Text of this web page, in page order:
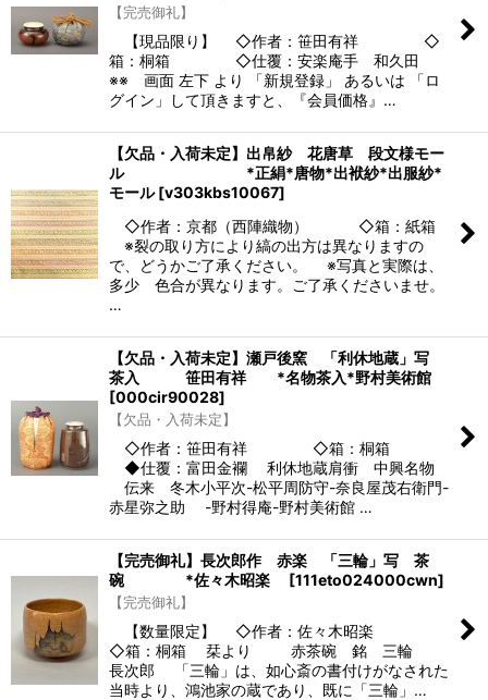
【完売御礼】
【現品限り】 ◇作者：笹田有祥 ◇
箱：桐箱 ◇仕覆：安楽庵手 和久田
※※ 画面 左下 より 「新規登録」 あるいは 「ロ
グイン」して頂きますと、『会員価格』…
【欠品・入荷未定】出帛紗 花唐草 段文様モー
ル *正絹*唐物*出袱紗*出服紗*
モール [v303kbs10067]
◇作者：京都（西陣織物） ◇箱：紙箱
※裂の取り方により縞の出方は異なりますの
で、どうかご了承ください。 ※写真と実際は、
多少 色合が異なります。ご了承くださいませ。
…
【欠品・入荷未定】瀬戸後窯 「利休地蔵」写
茶入 笹田有祥 *名物茶入*野村美術館
[000cir90028]
【欠品・入荷未定】
◇作者：笹田有祥 ◇箱：桐箱
◆仕覆：富田金襴 利休地蔵肩衝 中興名物
伝来 冬木小平次-松平周防守-奈良屋茂右衛門-
赤星弥之助 -野村得庵-野村美術館 …
【完売御礼】長次郎作 赤楽 「三輪」写 茶
碗 *佐々木昭楽
[111eto024000cwn]
【完売御礼】
【数量限定】 ◇作者：佐々木昭楽
◇箱：桐箱 栞より 赤茶碗 銘 三輪
長次郎 「三輪」は、如心斎の書付けがなされた
当時より、鴻池家の蔵であり、既に「三輪」…